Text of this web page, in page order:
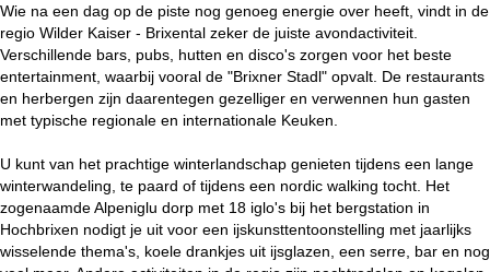
Wie na een dag op de piste nog genoeg energie over heeft, vindt in de
regio Wilder Kaiser - Brixental zeker de juiste avondactiviteit.
Verschillende bars, pubs, hutten en disco's zorgen voor het beste
entertainment, waarbij vooral de "Brixner Stadl" opvalt. De restaurants
en herbergen zijn daarentegen gezelliger en verwennen hun gasten
met typische regionale en internationale Keuken.
U kunt van het prachtige winterlandschap genieten tijdens een lange
winterwandeling, te paard of tijdens een nordic walking tocht. Het
zogenaamde Alpeniglu dorp met 18 iglo's bij het bergstation in
Hochbrixen nodigt je uit voor een ijskunsttentoonstelling met jaarlijks
wisselende thema's, koele drankjes uit ijsglazen, een serre, bar en nog